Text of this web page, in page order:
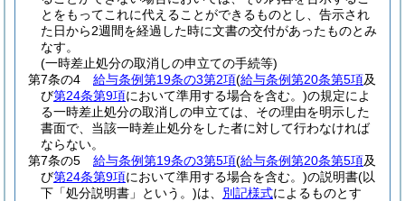
とをもってこれに代えることができるものとし、告示され
た日から2週間を経過した時に文書の交付があったものとみ
なす。
(一時差止処分の取消しの申立ての手続等)
第7条の4
給与条例第19条の3第2項(給与条例第20条第5項及
び第24条第9項において準用する場合を含む。)の規定によ
る一時差止処分の取消しの申立ては、その理由を明示した
書面で、当該一時差止処分をした者に対して行わなければ
ならない。
第7条の5
給与条例第19条の3第5項(給与条例第20条第5項及
び第24条第9項において準用する場合を含む。)の説明書(以
下「処分説明書」という。)は、 別記様式によるものとす